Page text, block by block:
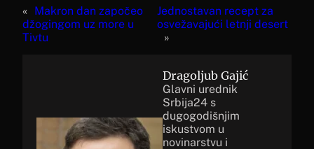
« Makron dan započeo
džogingom uz more u
Tivtu
Jednostavan recept za
osvežavajući letnji desert
»
Dragoljub Gajić
Glavni urednik
Srbija24 s
dugogodišnjim
iskustvom u
novinarstvu i